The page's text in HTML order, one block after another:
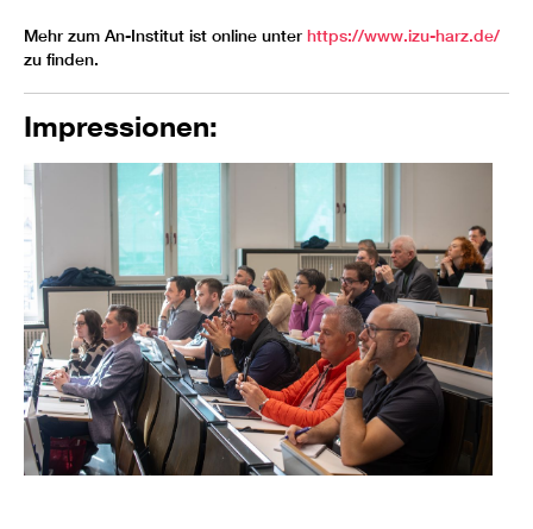
Mehr zum An-Institut ist online unter https://www.izu-harz.de/
zu finden.
Impressionen: